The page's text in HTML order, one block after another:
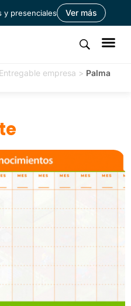
y presenciales Ver más
Entregable empresa > Palma